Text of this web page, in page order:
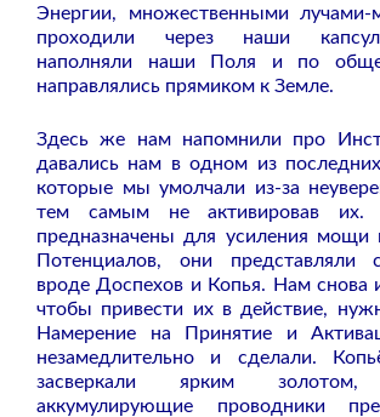
Энергии, множественными лучами-
проходили через наши
наполняли наши Поля и по
направлялись прямиком к Земле.
Здесь же нам напомнили про
давались нам в одном из
которые мы умолчали из-за
тем самым не активировав их.
предназначены для усиления мощи
Потенциалов, они представляли
вроде Доспехов и Копья. Нам снова
чтобы привести их в действие,
Намерение на Принятие и
незамедлительно и сделали.
засверкали ярким
аккумулирующие проводники